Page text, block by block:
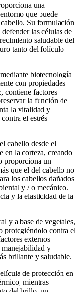
una
que puede
Su formulación
las células de
saludable del
tanto del folículo
biotecnología
con propiedades
contiene factores
la función de
la vitalidad y
el estrés
cabello desde el
en la corteza, creando
proporciona un
que el del cabello no
los cabellos dañados
y / o mecánico.
y la elasticidad de la
y a base de vegetales,
protegiéndolo contra el
externos
manejabilidad y
brillante y saludable.
de protección en
mientras